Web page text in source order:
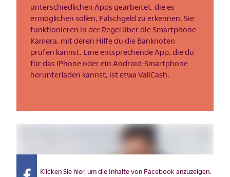
unterschiedlichen Apps gearbeitet, die es
ermöglichen sollen, Falschgeld zu erkennen. Sie
funktionieren in der Regel über die Smartphone-
Kamera, mit deren Hilfe du die Banknoten
prüfen kannst. Eine entsprechende App, die du
für das iPhone oder ein Android-Smartphone
herunterladen kannst, ist etwa ValiCash.
Klicken Sie hier, um die Inhalte von Facebook anzuzeigen.